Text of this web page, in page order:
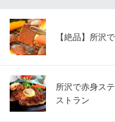
【絶品】所沢
所沢で赤身ス
ストラン